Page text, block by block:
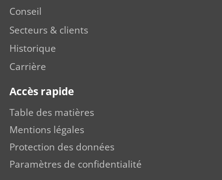
Conseil
Secteurs & clients
Historique
Carrière
Accès rapide
Table des matières
Mentions légales
Protection des données
Paramètres de confidentialité